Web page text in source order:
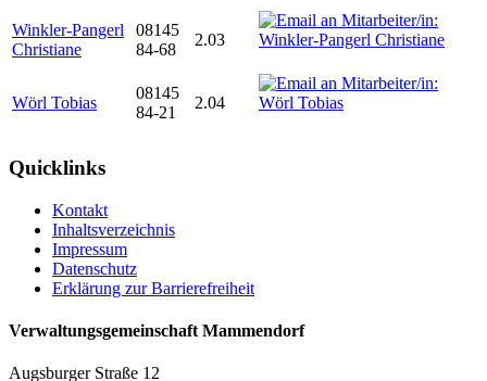
Winkler-Pangerl
Christiane
08145
84-68
2.03
Wörl Tobias
08145
84-21
2.04
Quicklinks
Kontakt
Inhaltsverzeichnis
Impressum
Datenschutz
Erklärung zur Barrierefreiheit
Verwaltungsgemeinschaft Mammendorf
Augsburger Straße 12